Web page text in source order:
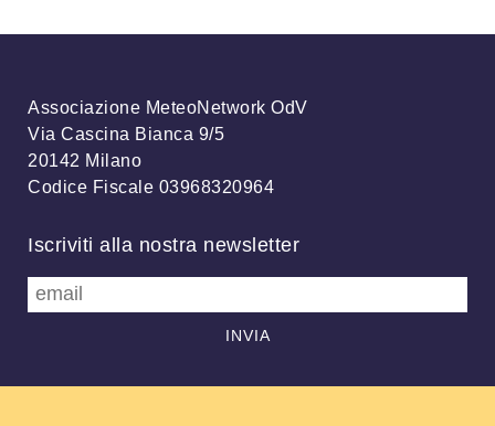
Associazione MeteoNetwork OdV
Via Cascina Bianca 9/5
20142 Milano
Codice Fiscale 03968320964
Iscriviti alla nostra newsletter